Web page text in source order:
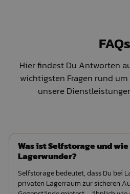
FAQs
Hier findest Du Antworten
wichtigsten Fragen rund
unsere
Was ist Selfstorage und
Lagerwunder?
Selfstorage bedeutet, dass Du bei
privaten Lagerraum zur sicheren